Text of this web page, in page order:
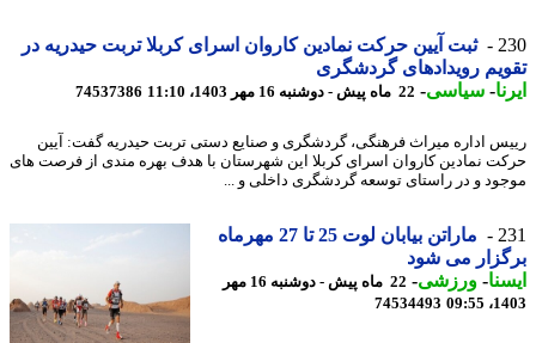
ثبت آیین حرکت نمادین کاروان اسرای کربلا تربت حیدریه در
رویدادهای گردشگری
-سیاسی-22 ماه پیش - دوشنبه 16 مهر 1403، 11:10 74537386
اداره میراث فرهنگی، گردشگری و صنایع دستی تربت حیدریه گفت: آیین
نمادین کاروان اسرای کربلا این شهرستان با هدف بهره مندی از فرصت های
و در راستای توسعه گردشگری داخلی و ...
ماراتن بیابان لوت 25 تا 27 مهرماه
می شود
-ورزشی-
22 ماه پیش - دوشنبه 16 مهر
74534493